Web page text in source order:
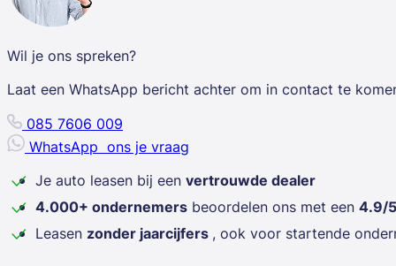
Wil je ons spreken?
Laat een WhatsApp bericht achter om in contact te
085 7606 009
WhatsApp ons je vraag
Je auto leasen bij een vertrouwde dealer
4.000+ ondernemers beoordelen ons met een 4.9/5
Leasen zonder jaarcijfers , ook voor startende